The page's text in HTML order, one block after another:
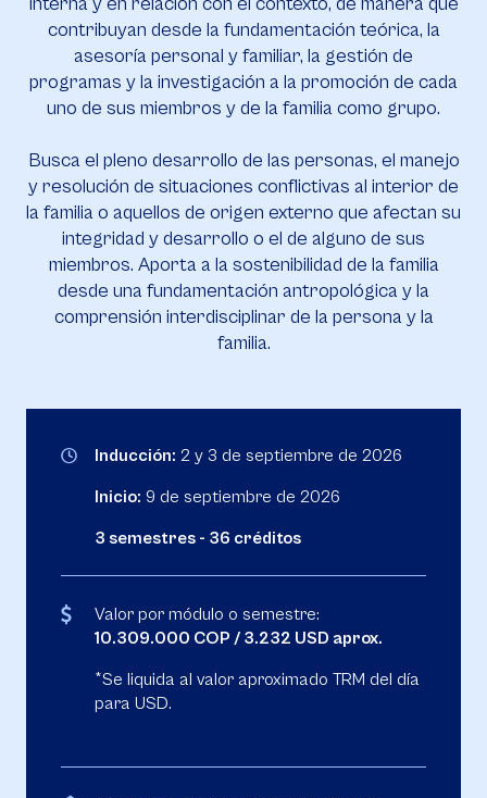
contribuyan desde la fundamentación teórica, la
asesoría personal y familiar, la gestión de
programas y la investigación a la promoción de cada
uno de sus miembros y de la familia como grupo.
Busca el pleno desarrollo de las personas, el manejo
y resolución de situaciones conflictivas al interior de
la familia o aquellos de origen externo que afectan su
integridad y desarrollo o el de alguno de sus
miembros. Aporta a la sostenibilidad de la familia
desde una fundamentación antropológica y la
comprensión interdisciplinar de la persona y la
familia.
Inducción: 2 y 3 de septiembre de 2026
Inicio: 9 de septiembre de 2026
3 semestres - 36 créditos
Valor por módulo o semestre:
10.309.000 COP / 3.232 USD aprox.
*Se liquida al valor aproximado TRM del día
para USD.